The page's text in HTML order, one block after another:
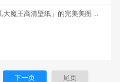
下一页 尾页